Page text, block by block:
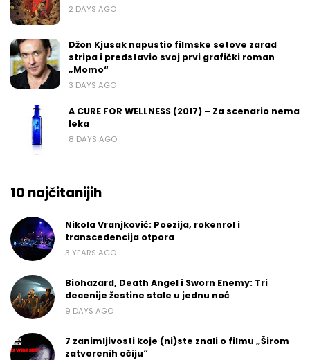
2 DAYS AGO
Džon Kjusak napustio filmske setove zarad
stripa i predstavio svoj prvi grafički roman
„Momo“
3 DAYS AGO
A CURE FOR WELLNESS (2017) – Za scenario nema
leka
8 DAYS AGO
10 najčitanijih
Nikola Vranjković: Poezija, rokenrol i
transcedencija otpora
3 YEARS AGO
Biohazard, Death Angel i Sworn Enemy: Tri
decenije žestine stale u jednu noć
9 DAYS AGO
7 zanimljivosti koje (ni)ste znali o filmu „Širom
zatvorenih očiju“